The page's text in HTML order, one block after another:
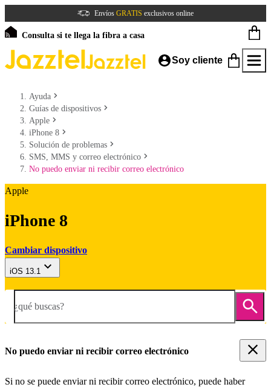
Envíos GRATIS exclusivos online
Consulta si te llega la fibra a casa
Soy cliente
Ayuda
Guías de dispositivos
Apple
iPhone 8
Solución de problemas
SMS, MMS y correo electrónico
No puedo enviar ni recibir correo electrónico
Apple
iPhone 8
Cambiar dispositivo
iOS 13.1
¿qué buscas?
No puedo enviar ni recibir correo electrónico
Si no se puede enviar ni recibir correo electrónico, puede haber